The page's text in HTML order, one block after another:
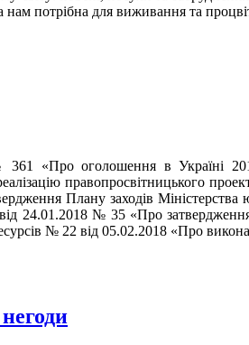
потрібна для виживання та
«Про оголошення в Україні
правопросвітницького
Плану заходів
24.01.2018 № 35 «Про
№ 22 від 05.02.2018 «Про